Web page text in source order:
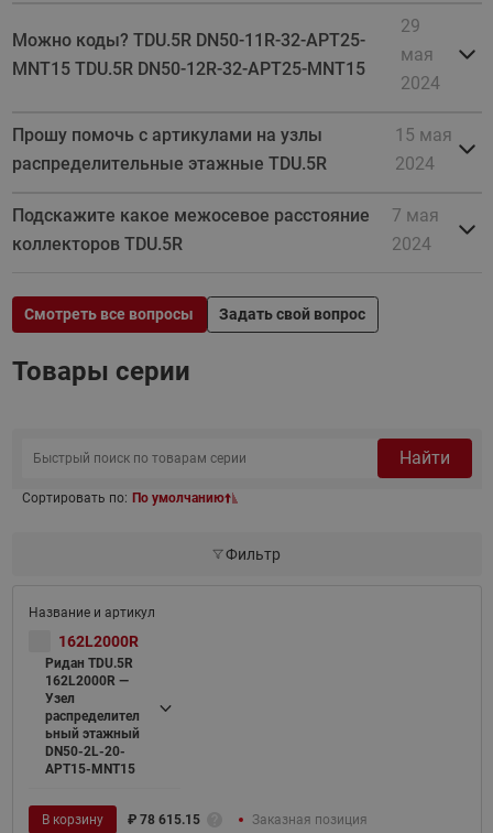
Можно коды? TDU.5R DN50-11R-32-APT25-
MNT15 TDU.5R DN50-12R-32-APT25-MNT15
29
мая
2024
Прошу помочь с артикулами на узлы
распределительные этажные TDU.5R
15 мая
2024
Подскажите какое межосевое расстояние
коллекторов TDU.5R
7 мая
2024
Смотреть все вопросы Задать свой вопрос
Товары серии
Найти
Сортировать по: По умолчанию
Фильтр
162L2000R
Ридан TDU.5R
162L2000R —
Узел
распределител
ьный этажный
DN50-2L-20-
APT15-MNT15
В корзину ₽ 78 615.15 Заказная позиция